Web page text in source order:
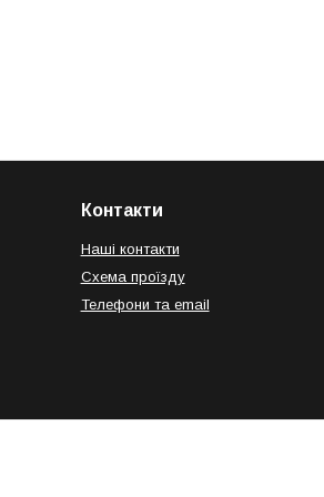
Контакти
Наші контакти
Схема проїзду
Телефони та email